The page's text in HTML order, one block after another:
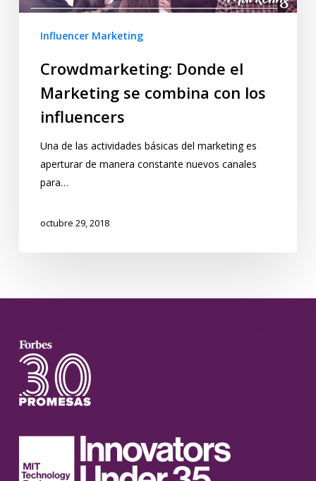
Influencer Marketing
Crowdmarketing: Donde el
Marketing se combina con los
influencers
Una de las actividades básicas del marketing es
aperturar de manera constante nuevos canales
para…
octubre 29, 2018